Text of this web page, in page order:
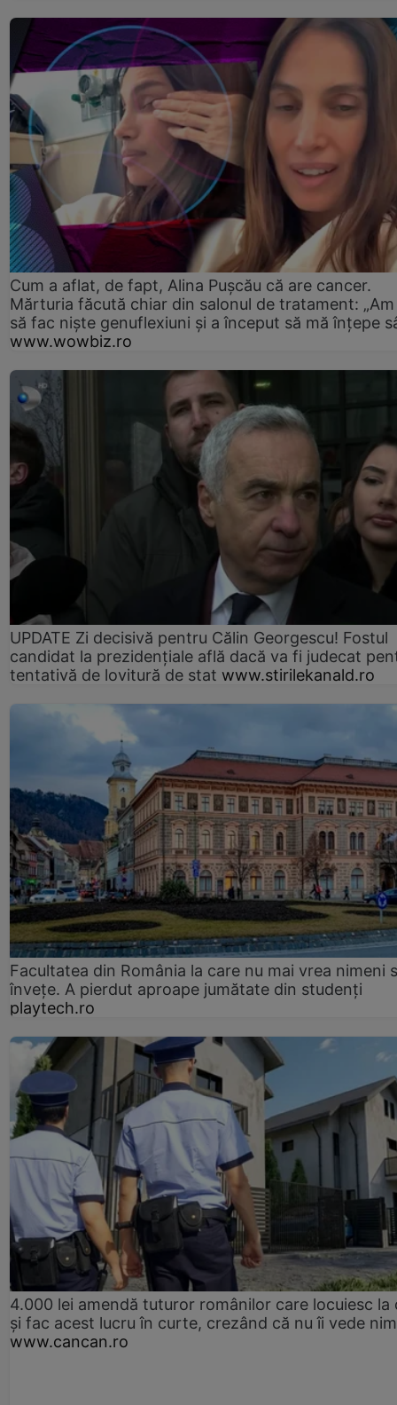
Cum a aflat, de fapt, Alina Pușcău că are cancer.
Mărturia făcută chiar din salonul de tratament:
să fac niște genuflexiuni și a început să mă înțepe
www.wowbiz.ro
UPDATE Zi decisivă pentru Călin Georgescu! Fostul
candidat la prezidențiale află dacă va fi judecat
tentativă de lovitură de stat www.stirilekanald.ro
Facultatea din România la care nu mai vrea nimeni
înveţe. A pierdut aproape jumătate din studenţi
playtech.ro
4.000 lei amendă tuturor românilor care locuiesc la
și fac acest lucru în curte, crezând că nu îi vede
www.cancan.ro